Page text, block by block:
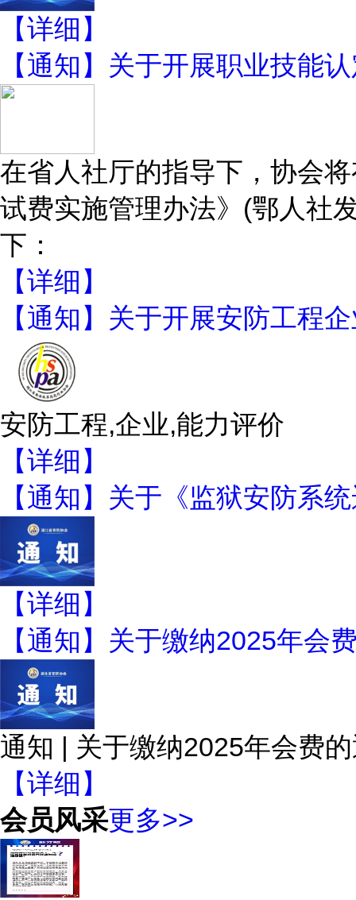
【详细】
【通知】关于开展职业技能
在省人社厅的指导下，协会
试费实施管理办法》(鄂人社
下：
【详细】
【通知】关于开展安防工程
安防工程,企业,能力评价
【详细】
【通知】关于《监狱安防系
【详细】
【通知】关于缴纳2025年会
通知 | 关于缴纳2025年会费
【详细】
会员风采更多>>